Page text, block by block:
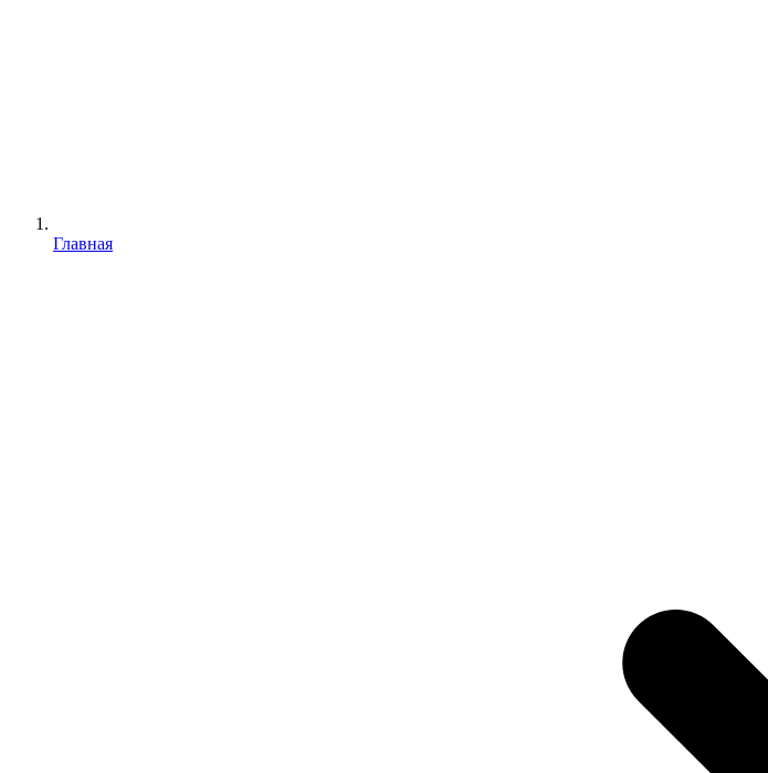
Главная